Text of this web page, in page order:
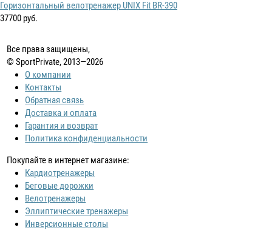
Горизонтальный велотренажер UNIX Fit BR-390
37700 руб.
Все права защищены,
© SportPrivate, 2013—2026
О компании
Контакты
Обратная связь
Доставка и оплата
Гарантия и возврат
Политика конфиденциальности
Покупайте в интернет магазине:
Кардиотренажеры
Беговые дорожки
Велотренажеры
Эллиптические тренажеры
Инверсионные столы